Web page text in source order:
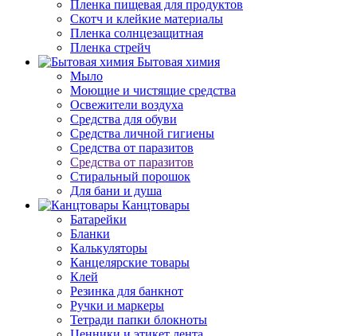
Пленка пищевая для продуктов
Скотч и клейкие материалы
Пленка солнцезащитная
Пленка стрейч
Бытовая химия
Мыло
Моющие и чистящие средства
Освежители воздуха
Средства для обуви
Средства личной гигиены
Средства от паразитов
Средства от паразитов
Стиральный порошок
Для бани и душа
Канцтовары
Батарейки
Бланки
Калькуляторы
Канцелярские товары
Клей
Резинка для банкнот
Ручки и маркеры
Тетради папки блокноты